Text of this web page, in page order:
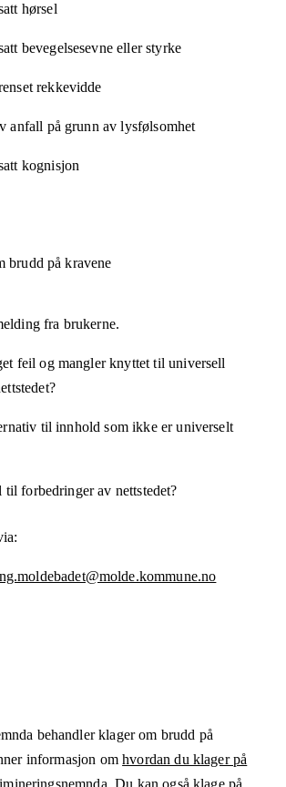
hørsel
bevegelsesevne eller styrke
rekkevidde
anfall på grunn av lysfølsomhet
kognisjon
brudd på kravene
fra brukerne.
feil og mangler knyttet til universell
til innhold som ikke er universelt
forbedringer av nettstedet?
behandler klager om brudd på
informasjon omhvordan du klager på